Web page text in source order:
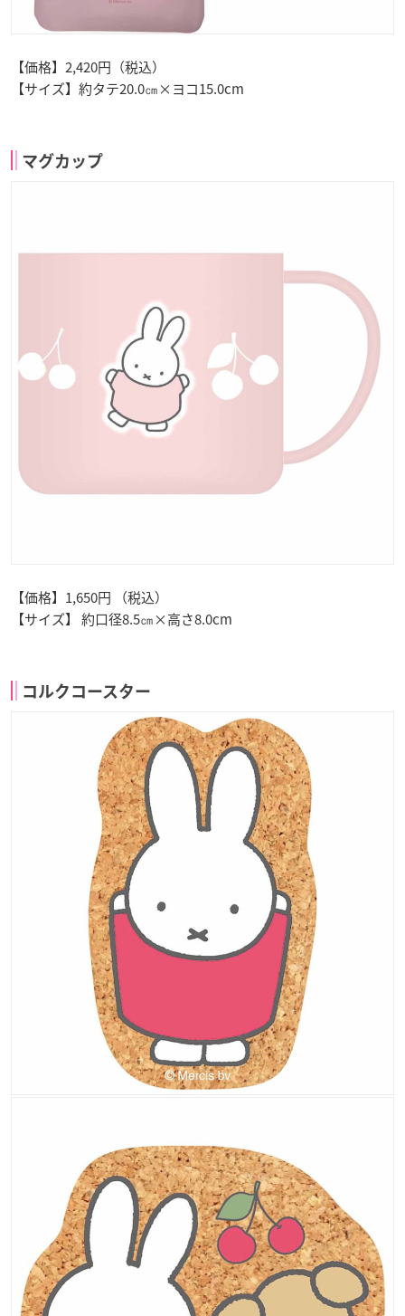
【価格】2,420円（税込）
【サイズ】約タテ20.0㎝×ヨコ15.0cm
マグカップ
【価格】1,650円 （税込）
【サイズ】 約口径8.5㎝×高さ8.0cm
コルクコースター